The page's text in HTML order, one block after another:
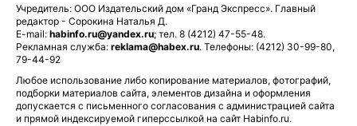
Учредитель: ООО Издательский дом «Гранд Экспресс». Главный
редактор - Сорокина Наталья Д.
E-mail: habinfo.ru@yandex.ru; тел. 8 (4212) 47-55-48.
Рекламная служба: reklama@habex.ru. Телефоны: (4212) 30-99-80,
79-44-92
Любое использование либо копирование материалов, фотографий,
подборки материалов сайта, элементов дизайна и оформления
допускается с письменного согласования с администрацией сайта
и прямой индексируемой гиперссылкой на сайт Habinfo.ru.